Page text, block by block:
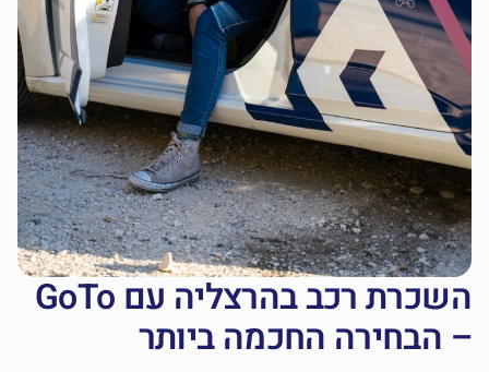
השכרת רכב בהרצליה עם GoTo
– הבחירה החכמה ביותר